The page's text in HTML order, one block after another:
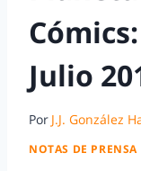
Julio
Por J.J. González
NOTAS DE PRENSA